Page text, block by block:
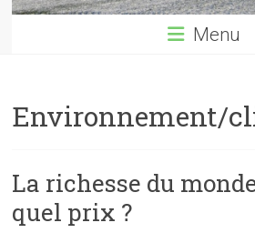
Menu
Environnement/
La richesse du
quel prix ?